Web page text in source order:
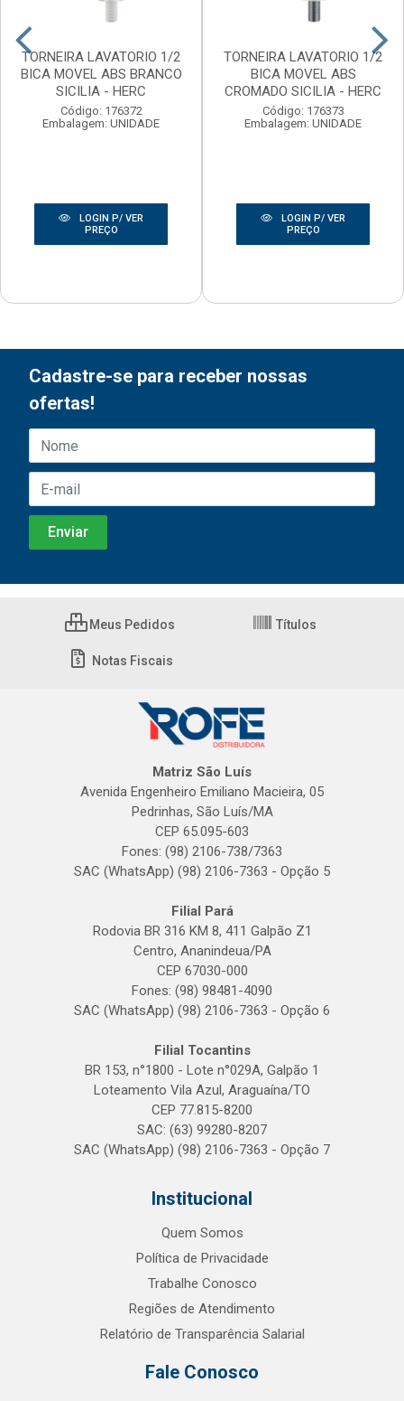
TORNEIRA LAVATORIO 1/2
BICA MOVEL ABS BRANCO
SICILIA - HERC
Código: 176372
Embalagem: UNIDADE
LOGIN P/ VER
PREÇO
TORNEIRA LAVATORIO 1/2
BICA MOVEL ABS
CROMADO SICILIA - HERC
Código: 176373
Embalagem: UNIDADE
LOGIN P/ VER
PREÇO
Cadastre-se para receber nossas
ofertas!
Meus Pedidos Títulos
Notas Fiscais
Matriz São Luís
Avenida Engenheiro Emiliano Macieira, 05
Pedrinhas, São Luís/MA
CEP 65.095-603
Fones: (98) 2106-738/7363
SAC (WhatsApp) (98) 2106-7363 - Opção 5
Filial Pará
Rodovia BR 316 KM 8, 411 Galpão Z1
Centro, Ananindeua/PA
CEP 67030-000
Fones: (98) 98481-4090
SAC (WhatsApp) (98) 2106-7363 - Opção 6
Filial Tocantins
BR 153, n°1800 - Lote n°029A, Galpão 1
Loteamento Vila Azul, Araguaína/TO
CEP 77.815-8200
SAC: (63) 99280-8207
SAC (WhatsApp) (98) 2106-7363 - Opção 7
Institucional
Quem Somos
Política de Privacidade
Trabalhe Conosco
Regiões de Atendimento
Relatório de Transparência Salarial
Fale Conosco